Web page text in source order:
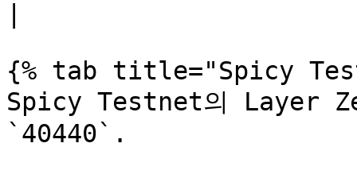
{% tab title="Spicy
Spicy Testnet의 Layer
`40440`.